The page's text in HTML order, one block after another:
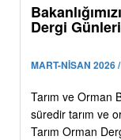
Dergi
MART-NİSAN 2026
Tarım ve Orman
süredir tarım ve
Tarım Orman